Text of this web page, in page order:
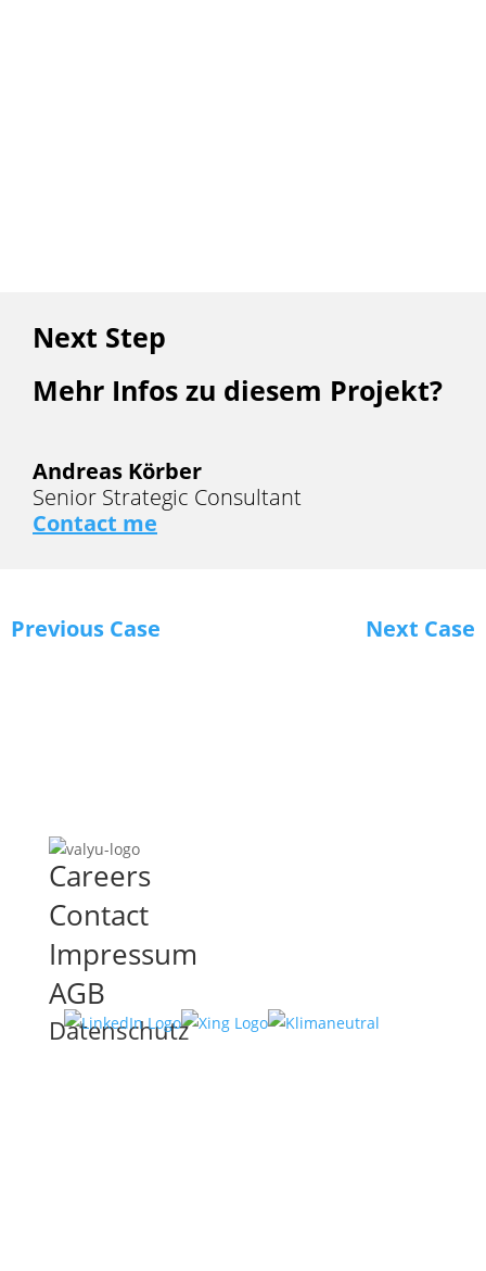
Next Step
Mehr Infos zu diesem Projekt?
Andreas Körber
Senior Strategic Consultant
Contact me
Previous Case Next Case
Careers
Contact
Impressum
AGB
Datenschutz